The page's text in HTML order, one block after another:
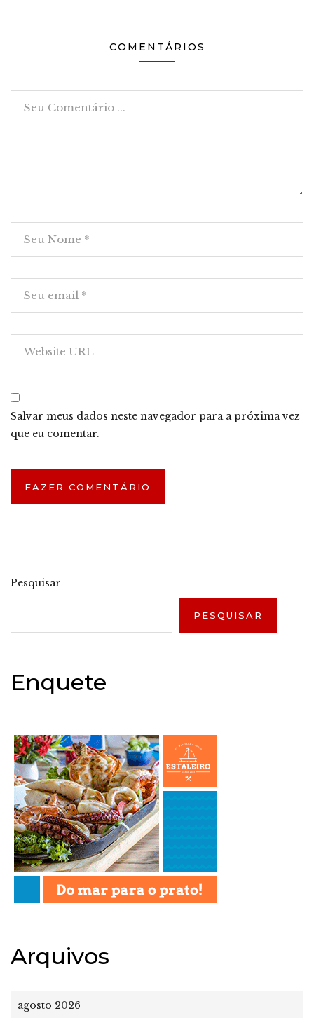
COMENTÁRIOS
Salvar meus dados neste navegador para a próxima vez
que eu comentar.
Pesquisar
PESQUISAR
Enquete
Arquivos
agosto 2026